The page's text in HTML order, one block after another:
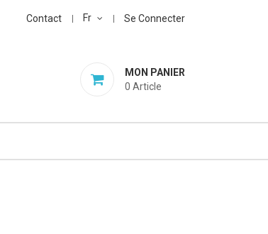
Contact Fr Se Connecter
MON PANIER
0 Article